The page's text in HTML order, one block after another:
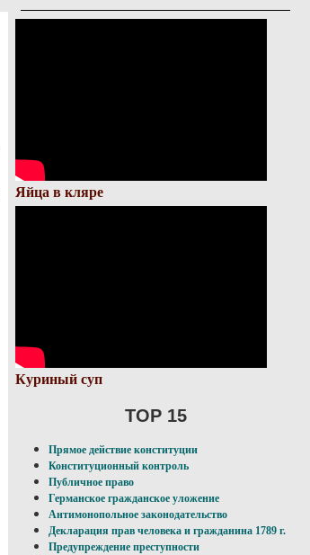
Яйца в кляре
Куриный суп
TOP 15
Прямое действие конституции
Конституционный контроль
Публичное право
Германское гражданское уложение
Антимонопольное законодательство
Декларация прав человека и гражданина 1789 г.
Предупреждение преступности